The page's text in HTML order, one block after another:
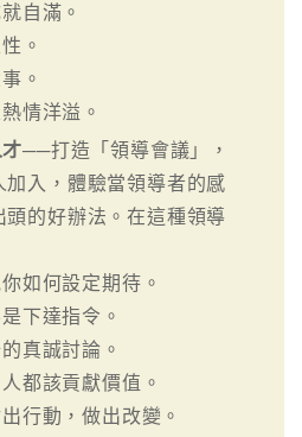
自滿。
。
。
情洋溢。
──打造「領導會議」，
加入，體驗當領導者的感
頭的好辦法。在這種領導
如何設定期待。
下達指令。
真誠討論。
都該貢獻價值。
行動，做出改變。